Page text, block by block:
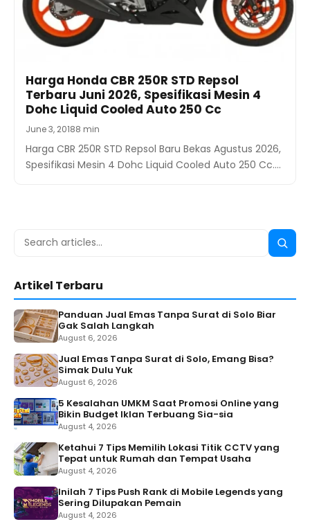
Harga Honda CBR 250R STD Repsol
Terbaru Juni 2026, Spesifikasi Mesin 4
Dohc Liquid Cooled Auto 250 Cc
June 3, 20188 min
Harga CBR 250R STD Repsol Baru Bekas Agustus 2026,
Spesifikasi Mesin 4 Dohc Liquid Cooled Auto 250 Cc.…
Search
Search
Artikel Terbaru
Panduan Jual Emas Tanpa Surat di Solo Biar
Gak Salah Langkah
August 6, 2026
Jual Emas Tanpa Surat di Solo, Emang Bisa?
Simak Dulu Yuk
August 6, 2026
5 Kesalahan UMKM Saat Promosi Online yang
Bikin Budget Iklan Terbuang Sia-sia
August 4, 2026
Ketahui 7 Tips Memilih Lokasi Titik CCTV yang
Tepat untuk Rumah dan Tempat Usaha
August 4, 2026
Inilah 7 Tips Push Rank di Mobile Legends yang
Sering Dilupakan Pemain
August 4, 2026